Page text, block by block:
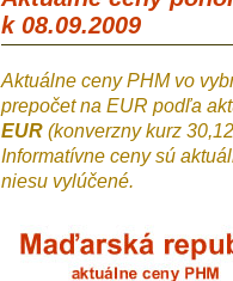
k 08.09.2009
Aktuálne ceny PHM vo
prepočet na EUR podľa
EUR (konverzny kurz
Informatívne ceny sú
niesu vylúčené.